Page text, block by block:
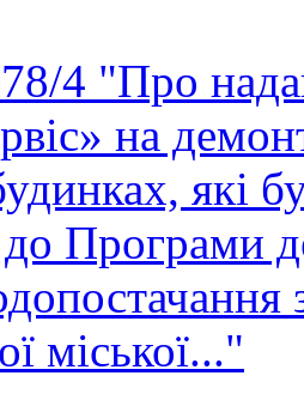
4 "Про
на
які
Програми
міської..."